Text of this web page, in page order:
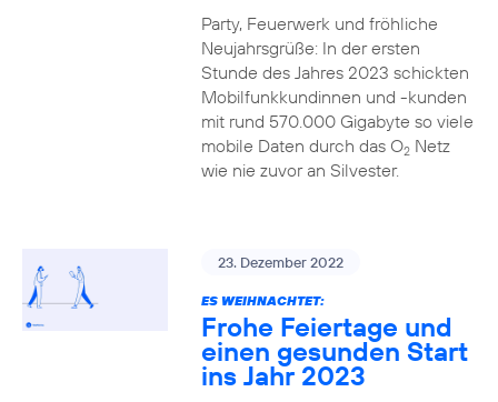
Party, Feuerwerk und fröhliche
Neujahrsgrüße: In der ersten
Stunde des Jahres 2023 schickten
Mobilfunkkundinnen und -kunden
mit rund 570.000 Gigabyte so viele
mobile Daten durch das O2Netz
wie nie zuvor an Silvester.
23. Dezember 2022
ES WEIHNACHTET:
Frohe Feiertage und
einen gesunden Start
ins Jahr 2023